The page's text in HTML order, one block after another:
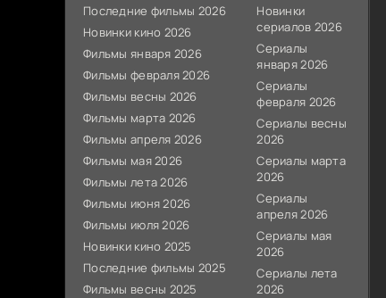
Последние фильмы 2026
Новинки кино 2026
Фильмы января 2026
Фильмы февраля 2026
Фильмы весны 2026
Фильмы марта 2026
Фильмы апреля 2026
Фильмы мая 2026
Фильмы лета 2026
Фильмы июня 2026
Фильмы июля 2026
Новинки кино 2025
Последние фильмы 2025
Фильмы весны 2025
Новинки
сериалов 2026
Сериалы
января 2026
Сериалы
февраля 2026
Сериалы весны
2026
Сериалы марта
2026
Сериалы
апреля 2026
Сериалы мая
2026
Сериалы лета
2026